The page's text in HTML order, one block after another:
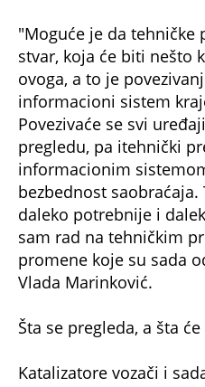
"Moguće je da tehničke
stvar, koja će biti nešto
ovoga, a to je
informacioni sistem
Povezivaće se svi
pregledu, pa itehnički
informacionim
bezbednost
daleko potrebnije i
sam rad na tehničkim
promene koje su sada
Vlada Marinković.
Šta se pregleda, a šta
Katalizatore vozači i